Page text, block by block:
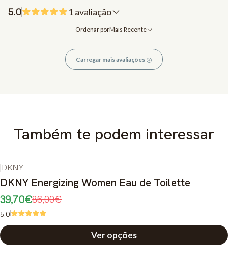
5.0 1 avaliação
Ordenar porMais Recente
Carregar mais avaliações
Também te podem interessar
-54% DESCONTO
|DKNY
DKNY Energizing Women Eau de Toilette
39,70€86,00€
5.0
Ver opções